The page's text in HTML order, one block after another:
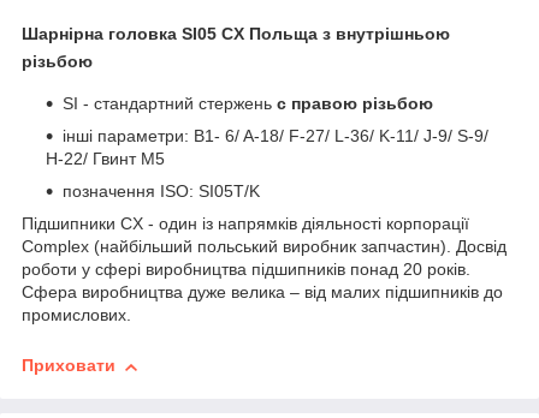
Шарнірна головка SI05 CX Польща з внутрішньою
різьбою
SI - стандартний стержень с правою різьбою
інші параметри: B1- 6/ A-18/ F-27/ L-36/ K-11/ J-9/ S-9/
H-22/ Гвинт M5
позначення ISO: SI05T/K
Підшипники CX - один із напрямків діяльності корпорації
Complex (найбільший польський виробник запчастин). Досвід
роботи у сфері виробництва підшипників понад 20 років.
Сфера виробництва дуже велика – від малих підшипників до
промислових.
Приховати